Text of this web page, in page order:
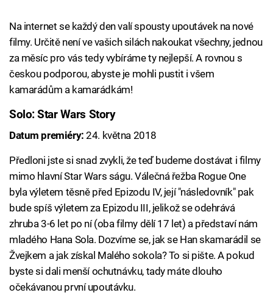
Na internet se každý den valí spousty upoutávek na nové
filmy. Určitě není ve vašich silách nakoukat všechny, jednou
za měsíc pro vás tedy vybíráme ty nejlepší. A rovnou s
českou podporou, abyste je mohli pustit i všem
kamarádům a kamarádkám!
Solo: Star Wars Story
Datum premiéry:24. května 2018
Předloni jste si snad zvykli, že teď budeme dostávat i filmy
mimo hlavní Star Wars ságu. Válečná řežba Rogue One
byla výletem těsně před Epizodu IV, její "následovník" pak
bude spíš výletem za Epizodu III, jelikož se odehrává
zhruba 3-6 let po ní (oba filmy dělí 17 let) a představí nám
mladého Hana Sola. Dozvíme se, jak se Han skamarádil se
Žvejkem a jak získal Malého sokola? To si pište. A pokud
byste si dali menší ochutnávku, tady máte dlouho
očekávanou první upoutávku.